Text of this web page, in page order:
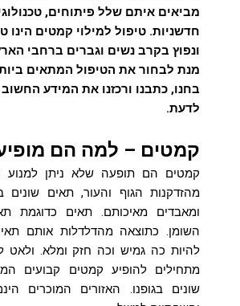
מביאים איתם שלל פיתוחים,
חדשניות. טיפול למילוי קמטים הינו
ונפוץ בקרב נשים וגברים ברחבי
מנת לבחור את הטיפול המתאים
בחנו, כתבנו ורכזנו את המידע
לדעת.
קמטים – למה הם
קמטים הם תופעה שלא ניתן למנוע
מהזדקנות הגוף והעור, תאים שונים
ומאבדים מאיכותם. תאים כדוגמת
השומן. כתוצאה מהדלדלות אותם
להיות כה גמיש וכה חזק ומלא.
מתחילים להופיע קמטים קבועים
שונים בגופנו. האזורים המוכרים